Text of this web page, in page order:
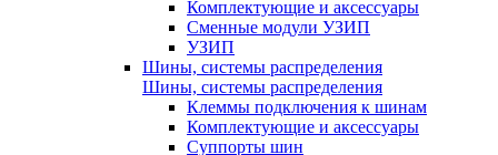
Комплектующие и аксессуары
Сменные модули УЗИП
УЗИП
Шины, системы распределения
Шины, системы распределения
Клеммы подключения к шинам
Комплектующие и аксессуары
Суппорты шин